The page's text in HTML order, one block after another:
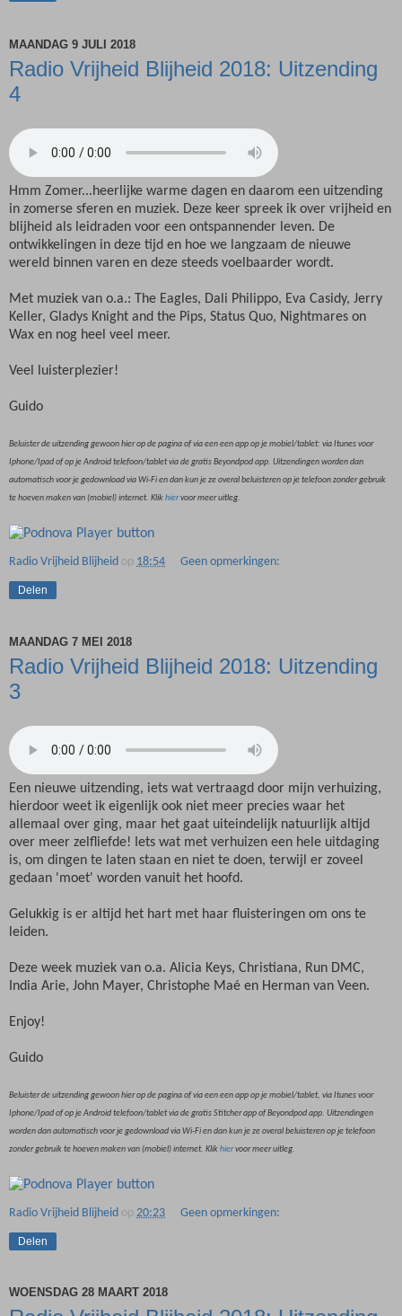
MAANDAG 9 JULI 2018
Radio Vrijheid Blijheid 2018: Uitzending
4
Hmm Zomer...heerlijke warme dagen en daarom een uitzending
in zomerse sferen en muziek. Deze keer spreek ik over vrijheid en
blijheid als leidraden voor een ontspannender leven. De
ontwikkelingen in deze tijd en hoe we langzaam de nieuwe
wereld binnen varen en deze steeds voelbaarder wordt.
Met muziek van o.a.: The Eagles, Dali Philippo, Eva Casidy, Jerry
Keller, Gladys Knight and the Pips, Status Quo, Nightmares on
Wax en nog heel veel meer.
Veel luisterplezier!
Guido
Beluister de uitzending gewoon hier op de pagina of via een een app op je mobiel/tablet: via Itunes voor
Iphone/Ipad of op je Android telefoon/tablet via de gratis Beyondpod app. Uitzendingen worden dan
automatisch voor je gedownload via Wi-Fi en dan kun je ze overal beluisteren op je telefoon zonder gebruik
te hoeven maken van (mobiel) internet. Klikhiervoor meer uitleg.
Radio Vrijheid Blijheid op 18:54 Geen opmerkingen:
Delen
MAANDAG 7 MEI 2018
Radio Vrijheid Blijheid 2018: Uitzending
3
Een nieuwe uitzending, iets wat vertraagd door mijn verhuizing,
hierdoor weet ik eigenlijk ook niet meer precies waar het
allemaal over ging, maar het gaat uiteindelijk natuurlijk altijd
over meer zelfliefde! Iets wat met verhuizen een hele uitdaging
is, om dingen te laten staan en niet te doen, terwijl er zoveel
gedaan 'moet' worden vanuit het hoofd.
Gelukkig is er altijd het hart met haar fluisteringen om ons te
leiden.
Deze week muziek van o.a. Alicia Keys, Christiana, Run DMC,
India Arie, John Mayer, Christophe Maé en Herman van Veen.
Enjoy!
Guido
Beluister de uitzending gewoon hier op de pagina of via een een app op je mobiel/tablet, via Itunes voor
Iphone/Ipad of op je Android telefoon/tablet via de gratis Stitcher app of Beyondpod app. Uitzendingen
worden dan automatisch voor je gedownload via Wi-Fi en dan kun je ze overal beluisteren op je telefoon
zonder gebruik te hoeven maken van (mobiel) internet. Klikhiervoor meer uitleg.
Radio Vrijheid Blijheid op 20:23 Geen opmerkingen:
Delen
WOENSDAG 28 MAART 2018